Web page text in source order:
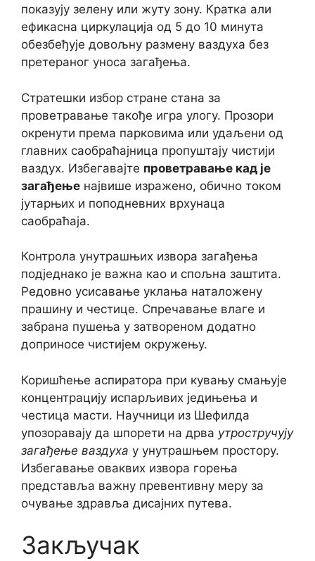
показују зелену или жуту зону. Кратка али
ефикасна циркулација од 5 до 10 минута
обезбеђује довољну размену ваздуха без
претераног уноса загађења.
Стратешки избор стране стана за
проветравање такође игра улогу. Прозори
окренути према парковима или удаљени од
главних саобраћајница пропуштају чистији
ваздух. Избегавајте проветравање кад је
загађење највише изражено, обично током
јутарњих и поподневних врхунаца
саобраћаја.
Контрола унутрашњих извора загађења
подједнако је важна као и спољна заштита.
Редовно усисавање уклања наталожену
прашину и честице. Спречавање влаге и
забрана пушења у затвореном додатно
доприносе чистијем окружењу.
Коришћење аспиратора при кувању смањује
концентрацију испарљивих једињења и
честица масти. Научници из Шефилда
упозоравају да шпорети на дрва утростручују
загађење ваздуха у унутрашњем простору.
Избегавање оваквих извора горења
представља важну превентивну меру за
очување здравља дисајних путева.
Закључак